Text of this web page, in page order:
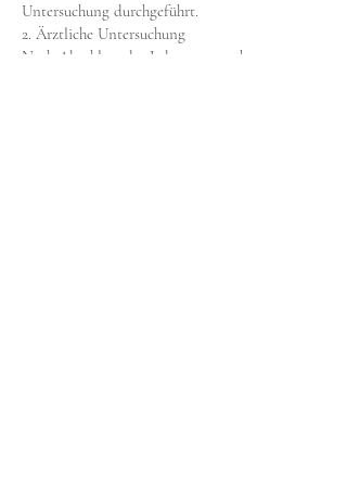
Untersuchung durchgeführt.
2. Ärztliche Untersuchung
Nach Abschluss der Laboruntersuchungen